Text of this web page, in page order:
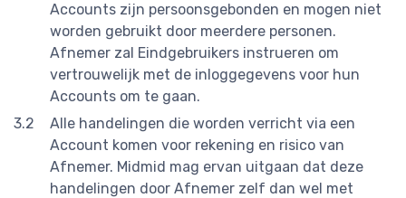
Accounts zijn persoonsgebonden en mogen niet
worden gebruikt door meerdere personen.
Afnemer zal Eindgebruikers instrueren om
vertrouwelijk met de inloggegevens voor hun
Accounts om te gaan.
Alle handelingen die worden verricht via een
Account komen voor rekening en risico van
Afnemer. Midmid mag ervan uitgaan dat deze
handelingen door Afnemer zelf dan wel met